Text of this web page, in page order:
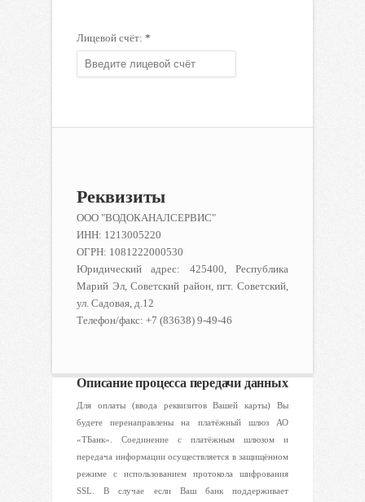
Лицевой счёт: *
Реквизиты
ООО "ВОДОКАНАЛСЕРВИС"
ИНН: 1213005220
ОГРН: 1081222000530
Юридический адрес: 425400, Республика
Марий Эл, Советский район, пгт. Советский,
ул. Садовая, д.12
Телефон/факс: +7 (83638) 9-49-46
Описание процесса передачи данных
Для оплаты (ввода реквизитов Вашей карты) Вы
будете перенаправлены на платёжный шлюз АО
«ТБанк». Соединение с платёжным шлюзом и
передача информации осуществляется в защищённом
режиме с использованием протокола шифрования
SSL. В случае если Ваш банк поддерживает